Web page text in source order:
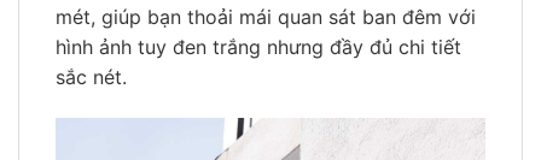
mét, giúp bạn thoải mái quan sát ban đêm với
hình ảnh tuy đen trắng nhưng đầy đủ chi tiết
sắc nét.